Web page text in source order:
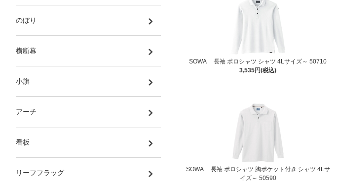
SOWA 長袖 ポロシャツ シャツ 4Lサイズ～ 50710
3,535円(税込)
SOWA 長袖 ポロシャツ 胸ポケット付き シャツ 4Lサ
イズ～ 50590
のぼり
横断幕
小旗
アーチ
看板
リーフフラッグ